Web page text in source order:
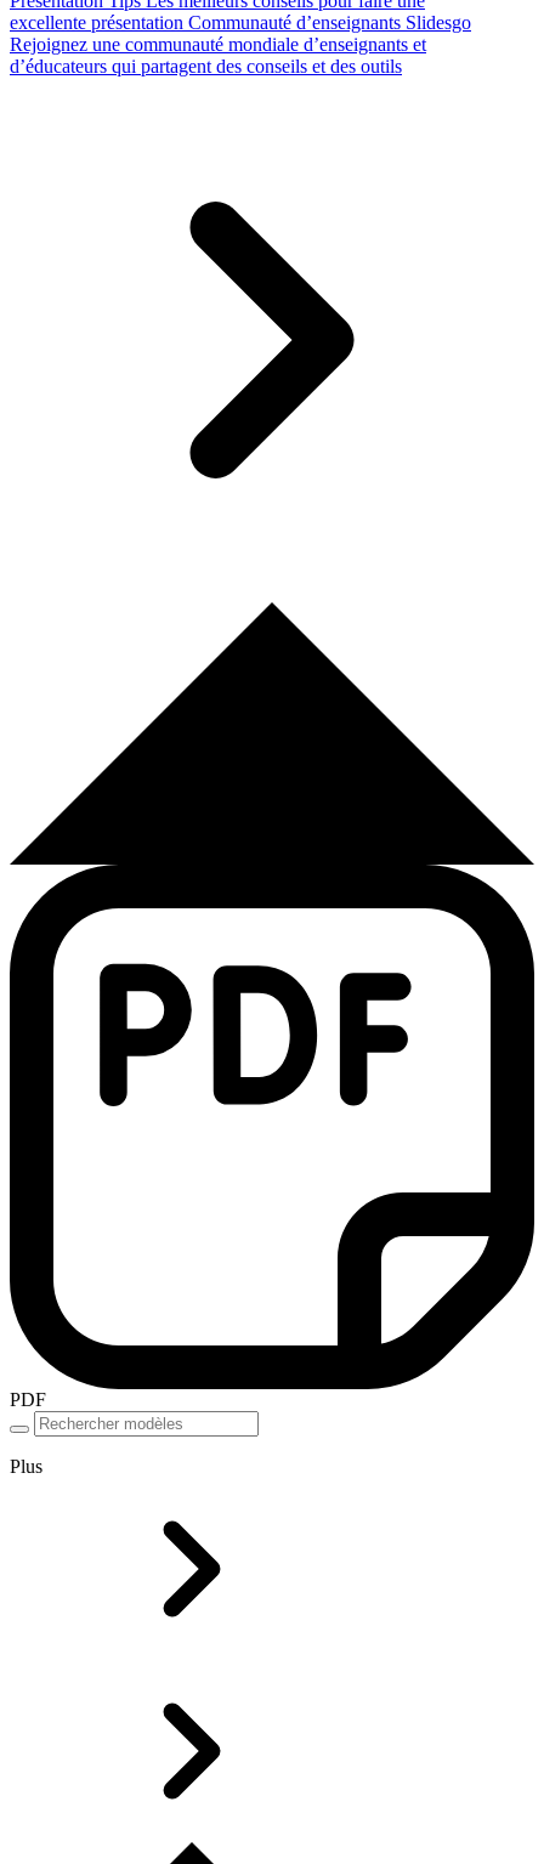
excellente présentation Communauté d’enseignants Slidesgo
Rejoignez une communauté mondiale d’enseignants et
d’éducateurs qui partagent des conseils et des outils
PDF
Plus